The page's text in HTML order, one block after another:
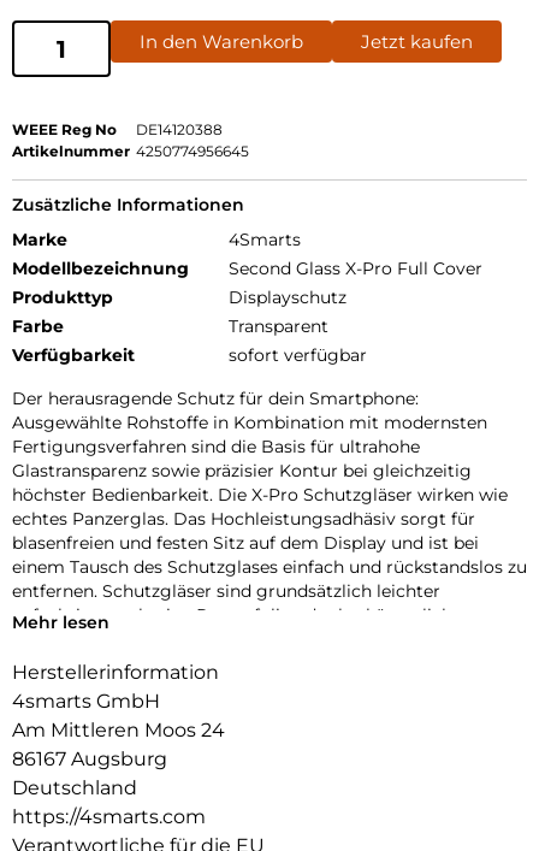
In den Warenkorb Jetzt kaufen
WEEE Reg No
DE14120388
Artikelnummer 4250774956645
Zusätzliche Informationen
Marke
4Smarts
Modellbezeichnung
Second Glass X-Pro Full Cover
Produkttyp
Displayschutz
Farbe
Transparent
Verfügbarkeit
sofort verfügbar
Der herausragende Schutz für dein Smartphone:
Ausgewählte Rohstoffe in Kombination mit modernsten
Fertigungsverfahren sind die Basis für ultrahohe
Glastransparenz sowie präzisier Kontur bei gleichzeitig
höchster Bedienbarkeit. Die X-Pro Schutzgläser wirken wie
echtes Panzerglas. Das Hochleistungsadhäsiv sorgt für
blasenfreien und festen Sitz auf dem Display und ist bei
einem Tausch des Schutzglases einfach und rückstandslos zu
entfernen. Schutzgläser sind grundsätzlich leichter
aufzubringen als eine Panzerfolie oder herkömmliche
d.h. kompatibel mit den gängigen Schutzhüllen.
Frame4smarts:
Mit dem Easy-Assist Montagerahmen geht bei der
Anbringung des X-Pro Displayschutz „nichts mehr schief”.
Perfekte Positionierung, blitzschnelle Montage – ein
Kinderspiel für alle!
Fullcover4smarts:
Mehr lesen
Herstellerinformation
4smarts GmbH
Am Mittleren Moos 24
86167 Augsburg
Deutschland
https://4smarts.com
Verantwortliche für die EU